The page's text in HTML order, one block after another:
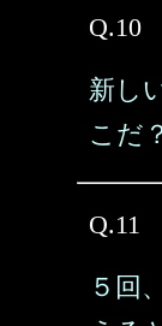
Q.10
新し
こだ？
Q.11
５回